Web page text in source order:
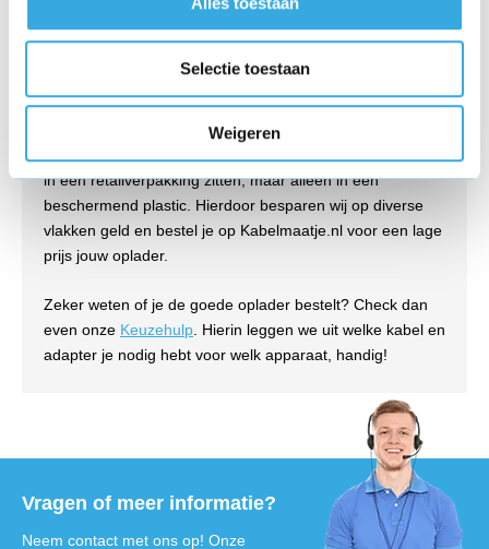
Selectie toestaan
Weigeren
goedkoop?
Wij verkopen originele opladers tegen lage prijzen. We
kopen elke oplader direct in bij de fabrikant in grote
aantallen (bulk). Deze opladers zijn per stuk verpakt in
in een retailverpakking zitten, maar alleen in een
beschermend plastic. Hierdoor besparen wij op diverse
vlakken geld en bestel je op Kabelmaatje.nl voor een lage
prijs jouw oplader.
Zeker weten of je de goede oplader bestelt? Check dan
even onze Keuzehulp . Hierin leggen we uit welke kabel en
adapter je nodig hebt voor welk apparaat, handig!
Vragen of meer informatie?
Neem contact met ons op! Onze